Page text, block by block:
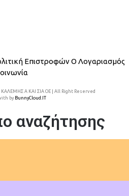
ΕπιστροφώνΟ Λογαριασμός
Α ΚΑΙ ΣΙΑ ΟΕ | All Right Reserved
by BunnyCloud.IT
αναζήτησης